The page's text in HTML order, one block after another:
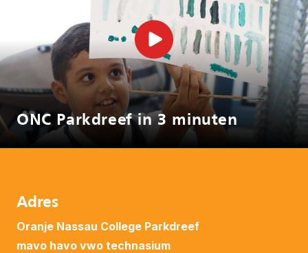
ONC Parkdreef in 3 minuten
Adres
Oranje Nassau College Parkdreef
mavo havo vwo technasium